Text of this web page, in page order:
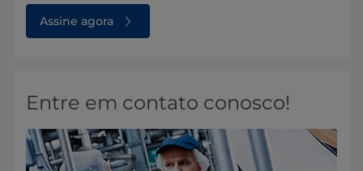
Assine agora
Entre em contato conosco!